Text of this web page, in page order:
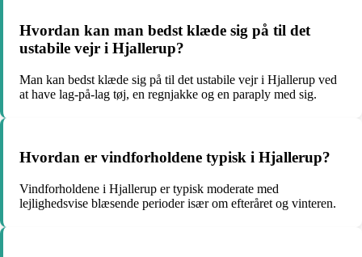
Hvordan kan man bedst klæde sig på til det
ustabile vejr i Hjallerup?
Man kan bedst klæde sig på til det ustabile vejr i Hjallerup ved
at have lag-på-lag tøj, en regnjakke og en paraply med sig.
Hvordan er vindforholdene typisk i Hjallerup?
Vindforholdene i Hjallerup er typisk moderate med
lejlighedsvise blæsende perioder især om efteråret og vinteren.